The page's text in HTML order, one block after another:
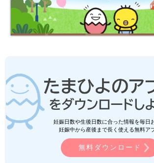
妊娠日数や生後日数に合った情報を毎日
妊娠中から産後まで長く使える無料ア
無料ダウンロード